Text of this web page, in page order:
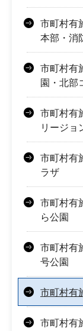
市町村有
本部・消
市町村有
園・北部
市町村有
リージョ
市町村有
ラザ
市町村有
ら公園
市町村有
号公園
市町村有
市町村有